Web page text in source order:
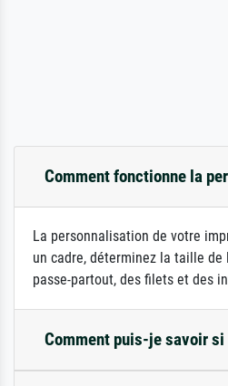
Comment fonctionne la
La personnalisation de votre
un cadre, déterminez la taille
passe-partout, des filets et des
Comment puis-je savoir